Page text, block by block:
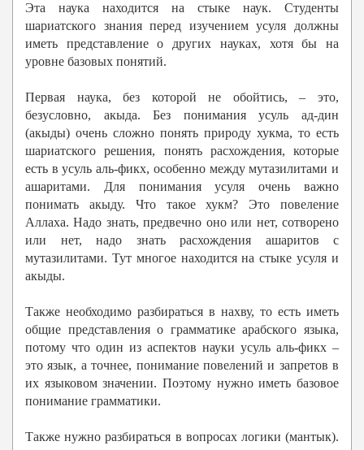
Эта наука находится на стыке наук. Студенты
шариатского знания перед изучением усуля должны
иметь представление о других науках, хотя бы на
уровне базовых понятий.
Первая наука, без которой не обойтись, – это,
безусловно, акыда. Без понимания усуль ад-дин
(акыды) очень сложно понять природу хукма, то есть
шариатского решения, понять расхождения, которые
есть в усуль аль-фикх, особенно между мутазилитами и
ашаритами. Для понимания усуля очень важно
понимать акыду. Что такое хукм? Это повеление
Аллаха. Надо знать, предвечно оно или нет, сотворено
или нет, надо знать расхождения ашаритов с
мутазилитами. Тут многое находится на стыке усуля и
акыды.
Также необходимо разбираться в нахву, то есть иметь
общие представления о грамматике арабского языка,
потому что один из аспектов науки усуль аль-фикх –
это язык, а точнее, понимание повелений и запретов в
их языковом значении. Поэтому нужно иметь базовое
понимание грамматики.
Также нужно разбираться в вопросах логики (мантык).